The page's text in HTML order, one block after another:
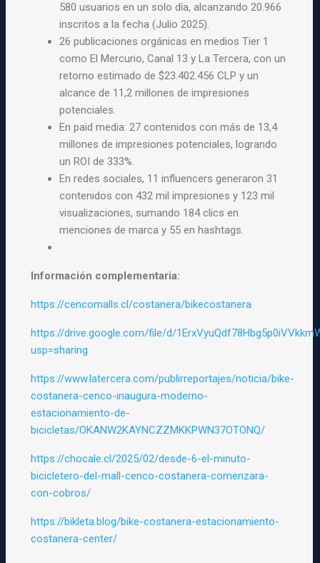
580 usuarios en un solodía, alcanzando 20.966
inscritos a la fecha (Julio 2025).
26 publicaciones orgánicas en medios Tier 1
como El Mercurio, Canal 13y La Tercera, con un
retorno estimado de $23.402.456 CLP y un
alcancede 11,2 millones de impresiones
potenciales.
En paid media: 27 contenidos con más de 13,4
millones de impresionespotenciales, logrando
un ROI de 333%.
En redes sociales, 11 influencers generaron 31
contenidos con 432 milimpresiones y 123 mil
visualizaciones, sumando 184 clics en
mencionesde marca y 55 en hashtags.
Información complementaria:
https://cencomalls.cl/costanera/bikecostanera
https://drive.google.com/file/d/
usp=sharing
https://www.latercera.com/publirreportajes/noticia/bike-
costanera-cenco-inaugura-moderno-
estacionamiento-de-
bicicletas/OKANW2KAYNCZZMKKPWN37OTONQ/
https://chocale.cl/2025/02/desde-6-el-minuto-
bicicletero-del-mall-cenco-costanera-comenzara-
con-cobros/
https://bikleta.blog/bike-costanera-estacionamiento-
costanera-center/